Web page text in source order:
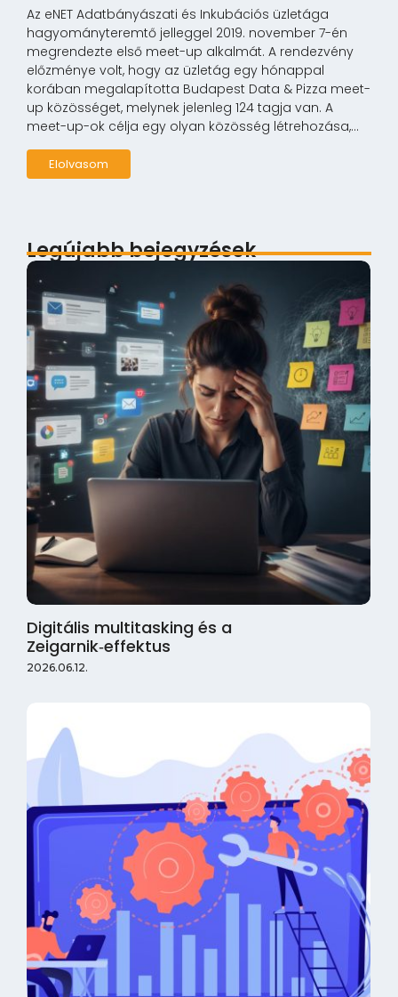
Az eNET Adatbányászati és Inkubációs üzletága
hagyományteremtő jelleggel 2019. november 7-én
megrendezte első meet-up alkalmát. A rendezvény
előzménye volt, hogy az üzletág egy hónappal
korában megalapította Budapest Data & Pizza meet-
up közösséget, melynek jelenleg 124 tagja van. A
meet-up-ok célja egy olyan közösség létrehozása,...
Elolvasom
Legújabb bejegyzések
Digitális multitasking és a
Zeigarnik‑effektus
2026.06.12.